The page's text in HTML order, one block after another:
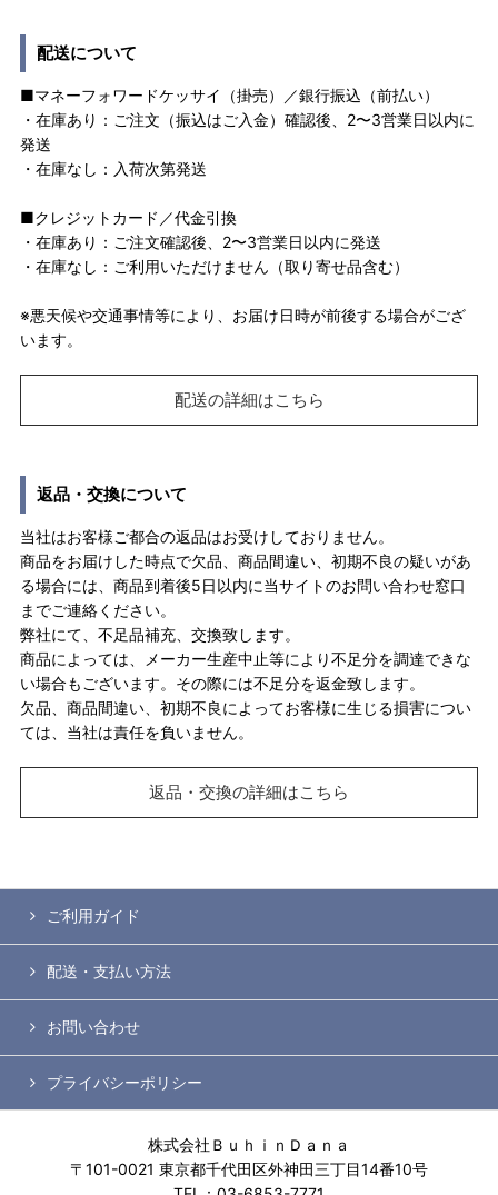
配送について
■マネーフォワードケッサイ（掛売）／銀行振込（前払い）
・在庫あり：ご注文（振込はご入金）確認後、2〜3営業日以内に
発送
・在庫なし：入荷次第発送
■クレジットカード／代金引換
・在庫あり：ご注文確認後、2〜3営業日以内に発送
・在庫なし：ご利用いただけません（取り寄せ品含む）
※悪天候や交通事情等により、お届け日時が前後する場合がござ
います。
配送の詳細はこちら
返品・交換について
当社はお客様ご都合の返品はお受けしておりません。
商品をお届けした時点で欠品、商品間違い、初期不良の疑いがあ
る場合には、商品到着後5日以内に当サイトのお問い合わせ窓口
までご連絡ください。
弊社にて、不足品補充、交換致します。
商品によっては、メーカー生産中止等により不足分を調達できな
い場合もございます。その際には不足分を返金致します。
欠品、商品間違い、初期不良によってお客様に生じる損害につい
ては、当社は責任を負いません。
返品・交換の詳細はこちら
ご利用ガイド
配送・支払い方法
お問い合わせ
プライバシーポリシー
株式会社ＢｕｈｉｎＤａｎａ
〒101-0021 東京都千代田区外神田三丁目14番10号